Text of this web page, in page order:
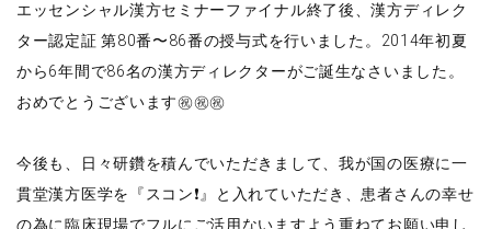
エッセンシャル漢方セミナーファイナル終了後、漢方ディレク
ター認定証 第80番〜86番の授与式を行いました。2014年初夏
から6年間で86名の漢方ディレクターがご誕生なさいました。
おめでとうございます㊗️㊗️㊗️
今後も、日々研鑽を積んでいただきまして、我が国の医療に一
貫堂漢方医学を『スコン❗️』と入れていただき、患者さんの幸せ
の為に臨床現場でフルにご活用ないますよう重ねてお願い申し